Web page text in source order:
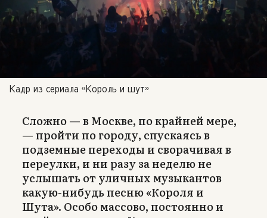
Кадр из сериала «Король и шут»
Сложно — в Москве, по крайней мере,
— пройти по городу, спускаясь в
подземные переходы и сворачивая в
переулки, и ни разу за неделю не
услышать от уличных музыкантов
какую-нибудь песню «Короля и
Шута». Особо массово, постоянно и